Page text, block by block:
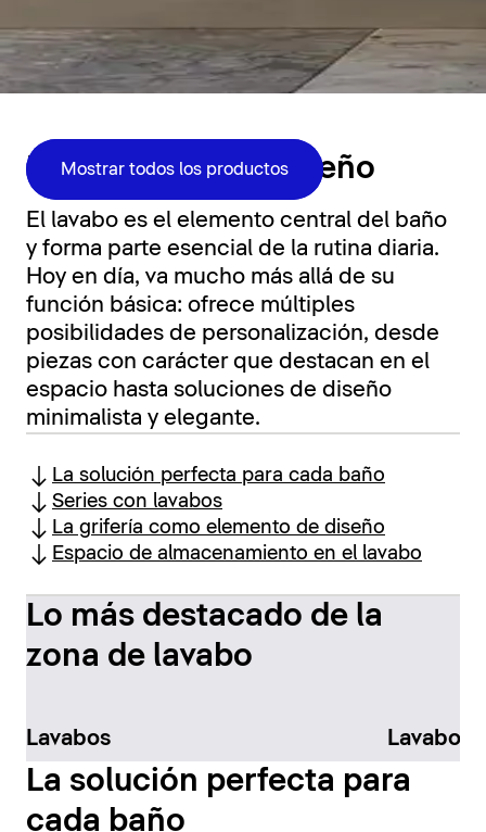
Mostrar todos los productos
Funcionalidad y diseño
El lavabo es el elemento central del baño
y forma parte esencial de la rutina diaria.
Hoy en día, va mucho más allá de su
función básica: ofrece múltiples
posibilidades de personalización, desde
piezas con carácter que destacan en el
espacio hasta soluciones de diseño
minimalista y elegante.
La solución perfecta para cada baño
Series con lavabos
La grifería como elemento de diseño
Espacio de almacenamiento en el lavabo
Lo más destacado de la
zona de lavabo
Lavabos Lavabos
La solución perfecta para
cada baño